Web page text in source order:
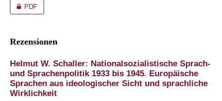
PDF
Rezensionen
Helmut W. Schaller: Nationalsozialistische Sprach-
und Sprachenpolitik 1933 bis 1945. Europäische
Sprachen aus ideologischer Sicht und sprachliche
Wirklichkeit